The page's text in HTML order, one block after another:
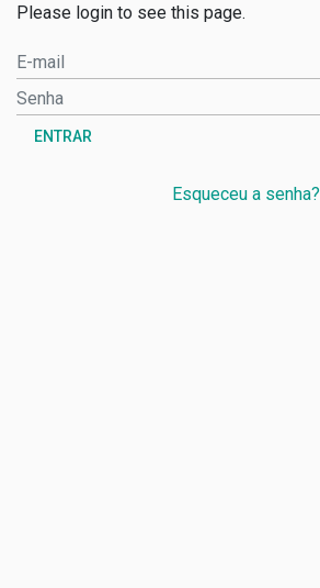
Please login to see this page.
ENTRAR
Esqueceu a senha?